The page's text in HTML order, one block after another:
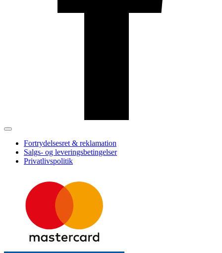
Fortrydelsesret & reklamation
Salgs- og leveringsbetingelser
Privatlivspolitik